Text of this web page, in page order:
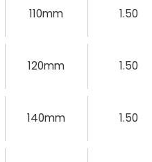
110mm 1.50
120mm 1.50
140mm 1.50